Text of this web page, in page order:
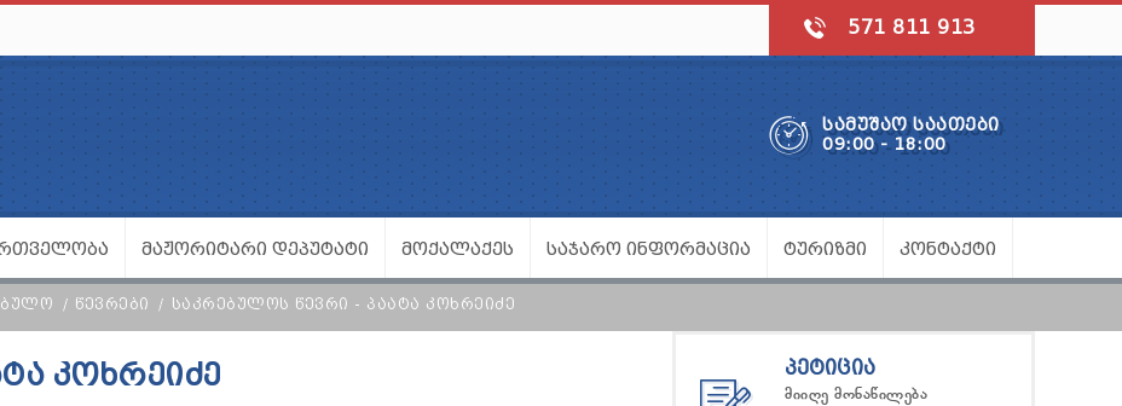
571 811 913
ᲡᲐᲛᲣᲨᲐᲝ ᲡᲐᲐᲗᲔᲑᲘ
09:00 - 18:00
ᲛᲐᲟᲝᲠᲘᲢᲐᲠᲘ ᲓᲔᲞᲣᲢᲐᲢᲘ ᲛᲝᲥᲐᲚᲐᲥᲔᲡ ᲡᲐᲯᲐᲠᲝ ᲘᲜᲤᲝᲠᲛᲐᲪᲘᲐ ᲢᲣᲠᲘᲖᲛᲘ ᲙᲝᲜᲢᲐᲥᲢᲘ
ᲬᲔᲕᲠᲔᲑᲘ ᲡᲐᲙᲠᲔᲑᲣᲚᲝᲡ ᲬᲔᲕᲠᲘ - ᲞᲐᲐᲢᲐ ᲙᲝᲮᲠᲔᲘᲫᲔ
ᲙᲝᲮᲠᲔᲘᲫᲔ ᲞᲔᲢᲘᲪᲘᲐ
მიიღე მონაწილება